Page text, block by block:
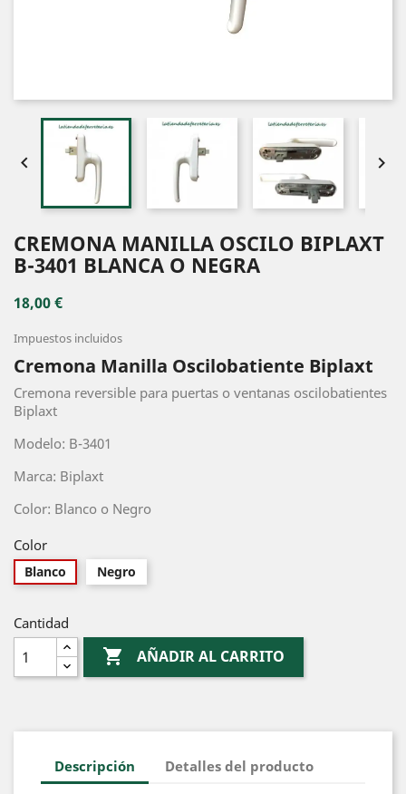
 
CREMONA MANILLA OSCILO BIPLAXT
B-3401 BLANCA O NEGRA
18,00 €
Impuestos incluidos
Cremona Manilla Oscilobatiente Biplaxt
Cremona reversible para puertas o ventanas oscilobatientes
Biplaxt
Modelo: B-3401
Marca: Biplaxt
Color: Blanco o Negro
Color
Blanco Negro
Cantidad
 AÑADIR AL CARRITO
Descripción Detalles del producto